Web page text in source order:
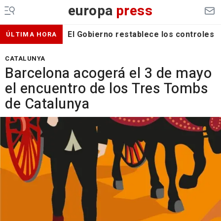
europa press
ÚLTIMA HORA El Gobierno restablece los
CATALUNYA
Barcelona acogerá el 3 de mayo
el encuentro de los Tres Tombs
de Catalunya